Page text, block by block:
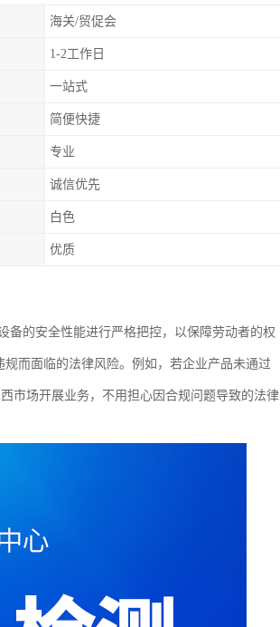
海关/贸促会
1-2工作日
一站式
简便快捷
专业
诚信优先
白色
优质
备的安全性能进行严格把控，以保障劳动者的权
而面临的法律风险。例如，若企业产品未通过
市场开展业务，不用担心因合规问题导致的法律